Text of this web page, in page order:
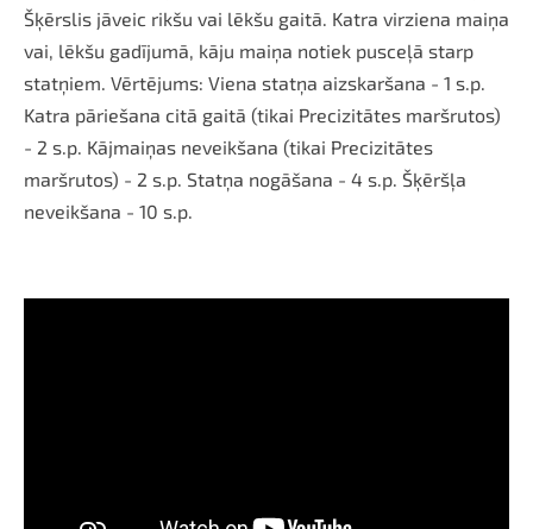
Šķērslis jāveic rikšu vai lēkšu gaitā. Katra virziena maiņa
vai, lēkšu gadījumā, kāju maiņa notiek pusceļā starp
statņiem. Vērtējums: Viena statņa aizskaršana - 1 s.p.
Katra pāriešana citā gaitā (tikai Precizitātes maršrutos)
- 2 s.p. Kājmaiņas neveikšana (tikai Precizitātes
maršrutos) - 2 s.p. Statņa nogāšana - 4 s.p. Šķēršļa
neveikšana - 10 s.p.